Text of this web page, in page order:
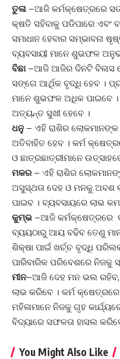
ତୁଳା –ଆଜି କର୍ମକ୍ଷେତ୍ରରେ
କ୍ଷତି ସହିବାକୁ ପଡିପାରେ ଏବଂ
ସମାଧାନ ହେବାର ସମ୍ଭାବନା
ବ୍ୟବସାୟୀ ମାନେ ଶୁଭଫଳ
ବିଛା–ଆଜି ଆଜିର ଦିନଟି ବିଳାସ
ସଙ୍ଗେ ଆର୍ଥିକ ବୃଦ୍ଧି ହେବ ।
ମାନେ ଶୁଭଫଳ ଅଧିକ ପାଇବେ ।
ଅତ୍ୟନ୍ତ ସୁଖୀ ହେବେ ।
ଧନୁ– ଏହି ରାଶିର
ଅତିବାହିତ ହେବ । କର୍ମ
ଓ ଛାତ୍ରଛାତ୍ରୀମାନେ
ମକର– ଏହି ରାଶିର
ଅସୁସ୍ଥତା ଦେହ ଓ ମନକୁ ଅବଶ
ପାଇବ । ବ୍ୟବସାୟରେ ଲାଭ
କୁମ୍ଭ –ଆଜି କର୍ମକ୍ଷେତ୍ରରେ
ବ୍ୟୟଠାରୁ ଆୟ ବଢିବ ତେଣୁ
ଶିକ୍ଷା ପାଇଁ ଖର୍ଚ୍ଚ ବୃଦ୍ଧି
ପାରିବାରିକ ପରିବେଶରେ ନିଜକୁ
ମୀନ–ଆଜି ଦେହ ମନ ଭଲ
ଲାଭ କରିବେ । କର୍ମ
ମହିଳାମାନେ ନିଜକୁ ଗୃହ
ବିଦ୍ୟାରେ ସଫଳତା ହାସଲ
You Might Also Like